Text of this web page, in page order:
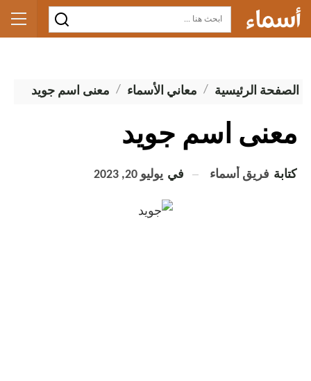
الصفحة الرئيسية معاني الأسماء معنى اسم جويد
معنى اسم جويد
كتابة فريق أسماء في يوليو 20, 2023